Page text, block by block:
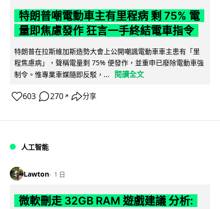
特朗普嘲電動車主有里程病 剩 75% 電
量即焦慮發作 狂言一手終結電車指令
特朗普在拉斯維加斯造勢大會上公開嘲諷電動車車主患有「里
程焦慮病」，聲稱電量剩 75% 便發作，並重申已廢除電動車強
制令。惟專業車媒隨即反駁，...
閱讀全文
603 270 ↗ 分享
人工智能
Lawton 1 日
微軟刪走 32GB RAM 遊戲建議 分析: